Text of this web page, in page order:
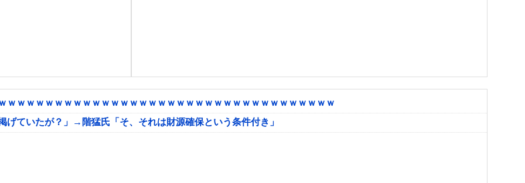
ｗｗｗｗｗｗｗｗｗｗｗｗｗｗｗｗｗｗｗｗｗｗｗｗｗｗｗｗｗｗｗｗｗｗ
ていたが？」→階猛氏「そ、それは財源確保という条件付き」